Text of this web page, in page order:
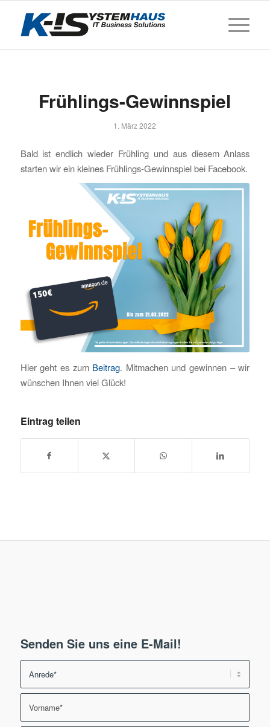
Frühlings-Gewinnspiel
1. März 2022
Bald ist endlich wieder Frühling und aus diesem Anlass
starten wir ein kleines Frühlings-Gewinnspiel bei Facebook.
Hier geht es zum Beitrag. Mitmachen und gewinnen – wir
wünschen Ihnen viel Glück!
Eintrag teilen
Senden Sie uns eine E-Mail!